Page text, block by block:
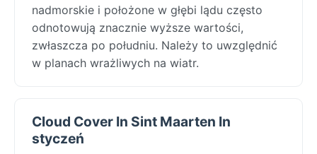
nadmorskie i położone w głębi lądu często
odnotowują znacznie wyższe wartości,
zwłaszcza po południu. Należy to uwzględnić
w planach wrażliwych na wiatr.
Cloud Cover In Sint Maarten In
styczeń